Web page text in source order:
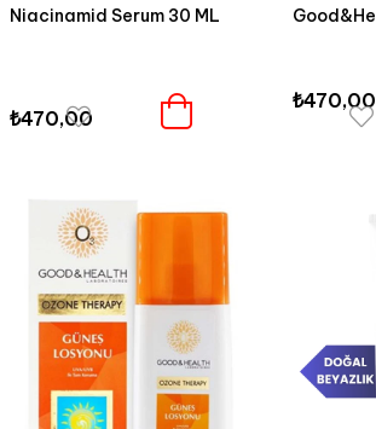
Niacinamid Serum 30 ML
₺470,00
₺470,00